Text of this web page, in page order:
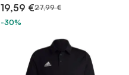
19,59 €27,99 €
-30%